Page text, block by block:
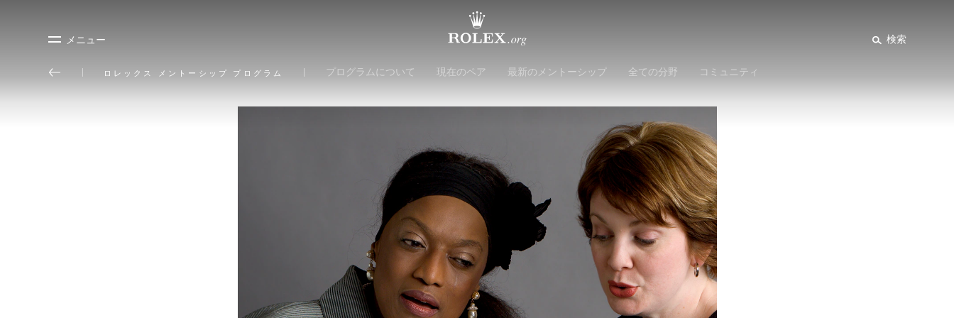
メニュー 検索
ロレックス メントーシップ プログラム プログラムについて 現在のペア 最新のメントーシップ 全ての分野 コミュニティ